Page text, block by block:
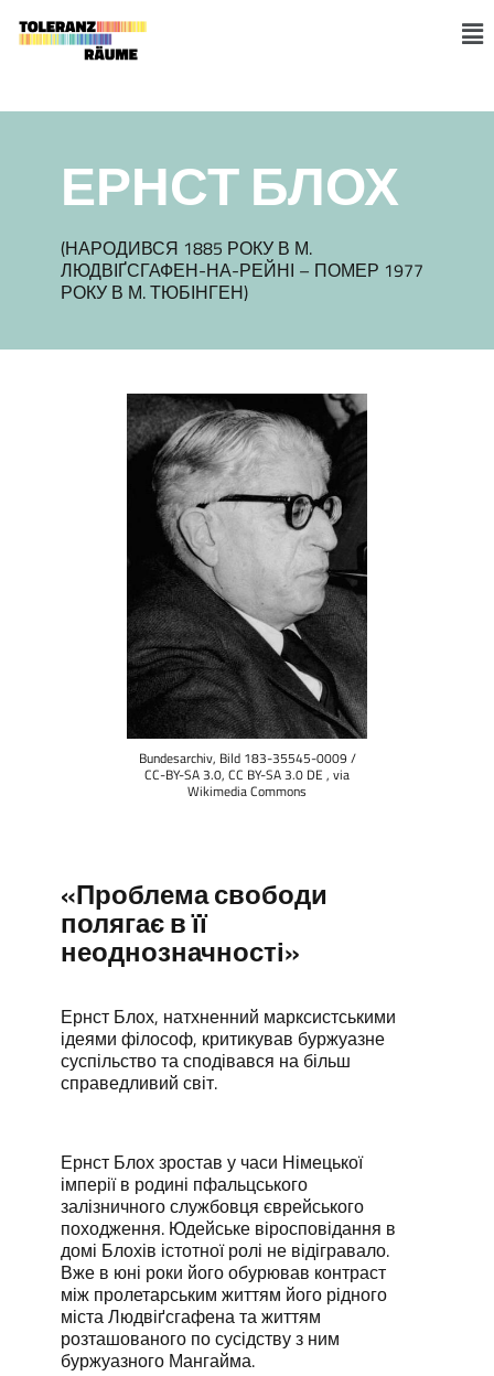
content
ЕРНСТ БЛОХ
(НАРОДИВСЯ 1885 РОКУ В М.
ЛЮДВІҐСГАФЕН-НА-РЕЙНІ – ПОМЕР 1977
РОКУ В М. ТЮБІНГЕН)
«Проблема свободи
полягає в її
неоднозначності»
Ернст Блох, натхненний марксистськими
ідеями філософ, критикував буржуазне
суспільство та сподівався на більш
справедливий світ.
Ернст Блох зростав у часи Німецької
імперії в родині пфальцського
залізничного службовця єврейського
походження. Юдейське віросповідання в
домі Блохів істотної ролі не відігравало.
Вже в юні роки його обурював контраст
між пролетарським життям його рідного
міста Людвіґсгафена та життям
розташованого по сусідству з ним
буржуазного Мангайма.
Bundesarchiv, Bild 183-35545-0009 /
CC-BY-SA 3.0, CC BY-SA 3.0 DE , via
Wikimedia Commons